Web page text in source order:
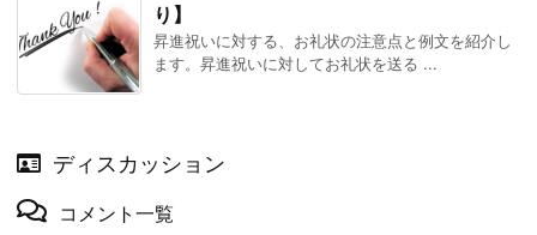
り】
昇進祝いに対する、お礼状の注意点と例文を紹介し
ます。昇進祝いに対してお礼状を送る ...
ディスカッション
コメント一覧